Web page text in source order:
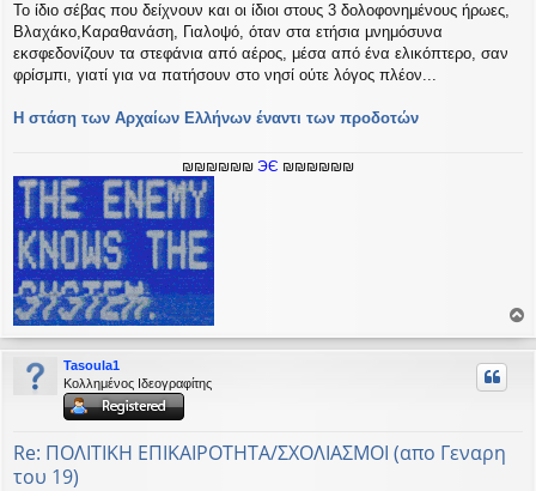
Το ίδιο σέβας που δείχνουν και οι ίδιοι στους 3 δολοφονημένους ήρωες,
Βλαχάκο,Καραθανάση, Γιαλοψό, όταν στα ετήσια μνημόσυνα
εκσφεδονίζουν τα στεφάνια από αέρος, μέσα από ένα ελικόπτερο, σαν
φρίσμπι, γιατί για να πατήσουν στο νησί ούτε λόγος πλέον...
Η στάση των Αρχαίων Ελλήνων έναντι των προδοτών
₪₪₪₪₪₪ ЭЄ ₪₪₪₪₪₪
ρ
Tasoula1
Κολλημένος Ιδεογραφίτης
Re: ΠΟΛΙΤΙΚΗ ΕΠΙΚΑΙΡΟΤΗΤΑ/ΣΧΟΛΙΑΣΜΟΙ (απο Γεναρη
του 19)